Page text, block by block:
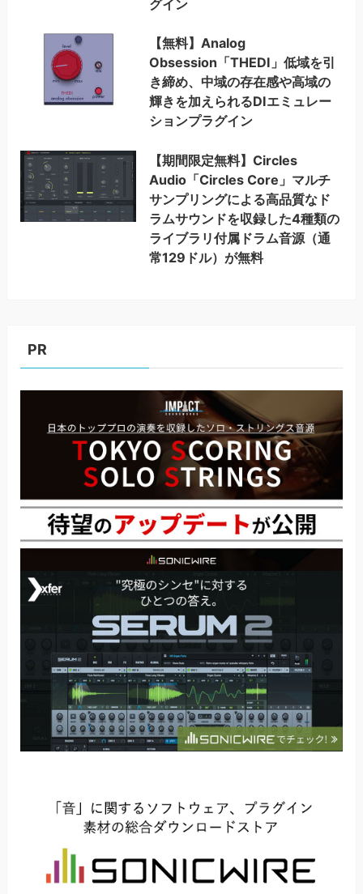
グイン
【無料】Analog
Obsession「THEDI」低域を引
き締め、中域の存在感や高域の
輝きを加えられるDIエミュレー
ションプラグイン
【期間限定無料】Circles
Audio「Circles Core」マルチ
サンプリングによる高品質なド
ラムサウンドを収録した4種類の
ライブラリ付属ドラム音源（通
常129ドル）が無料
PR